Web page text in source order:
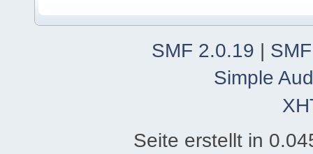
SMF 2.0.19 |
Simple
Seite erstellt in